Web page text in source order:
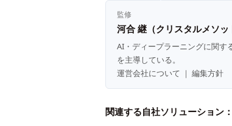
監修
河合 継（クリスタルメソッ
AI・ディープラーニングに関す
を主導している。
運営会社について ｜編集方針
関連する自社ソリューション